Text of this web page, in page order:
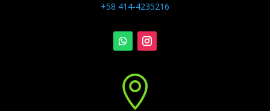
+58 414-4235216
